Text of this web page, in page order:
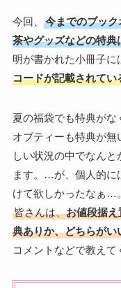
今回、
今までのブッ
茶やグッズなどの特典
明が書かれた小冊子に
コードが記載されてい
夏の福袋でも特典が
オブティーも特典が
しい状況の中でなん
ます。…が、個人的に
けて欲しかったなぁ…。
皆さんは、お値段据
典ありか、どちらがい
コメントなどで教えて